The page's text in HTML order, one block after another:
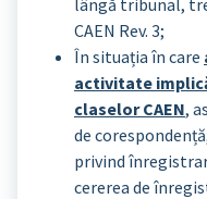
CAEN Rev. 3;
În situația în care
activitate
claselor CAEN,
de
privind
cererea de